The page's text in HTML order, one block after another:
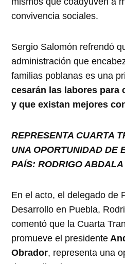
convivencia sociales.
Sergio Salomón refrendó
administración que
familias poblanas es una
cesarán las labores para
y que existan mejores
REPRESENTA CUARTA
UNA OPORTUNIDAD DE
PAÍS: RODRIGO
En el acto, el delegado de
Desarrollo en Puebla,
comentó que la Cuarta
promueve el presidente
Obrador, representa una